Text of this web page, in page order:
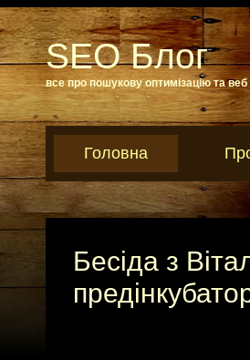
SEO Блог
все про пошукову оптимізацію та
Головна
Бесіда з